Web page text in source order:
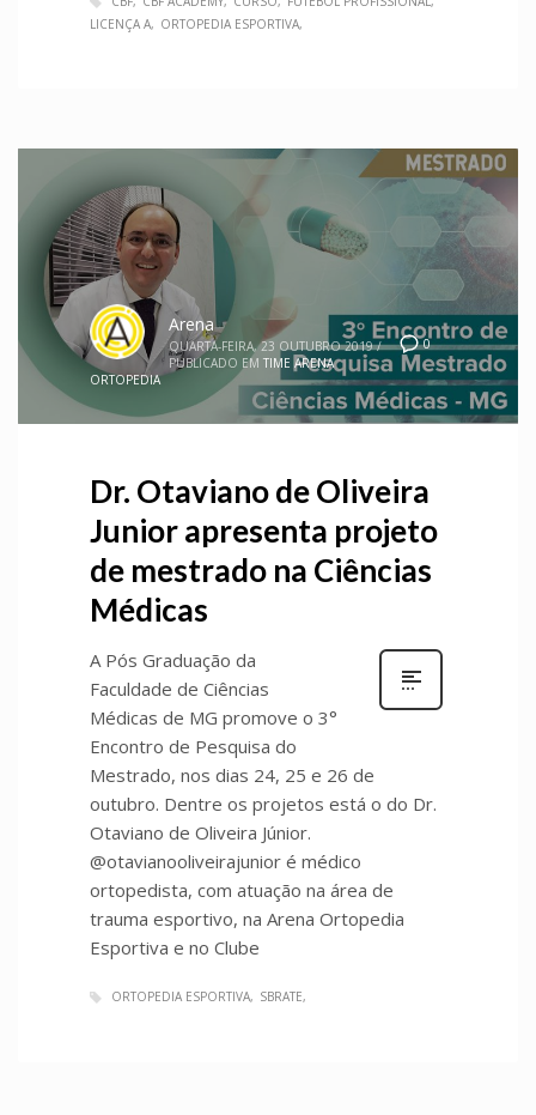
LICENÇA A
ORTOPEDIA ESPORTIVA
0
Arena
QUARTA-FEIRA, 23 OUTUBRO 2019 /
PUBLICADO EM TIME ARENA
ORTOPEDIA
Dr. Otaviano de Oliveira
Junior apresenta projeto
de mestrado na Ciências
Médicas
A Pós Graduação da
Faculdade de Ciências
Médicas de MG promove o 3°
Encontro de Pesquisa do
Mestrado, nos dias 24, 25 e 26 de
outubro. Dentre os projetos está o do Dr.
Otaviano de Oliveira Júnior.
@otavianooliveirajunior é médico
ortopedista, com atuação na área de
trauma esportivo, na Arena Ortopedia
Esportiva e no Clube
ORTOPEDIA ESPORTIVA SBRATE